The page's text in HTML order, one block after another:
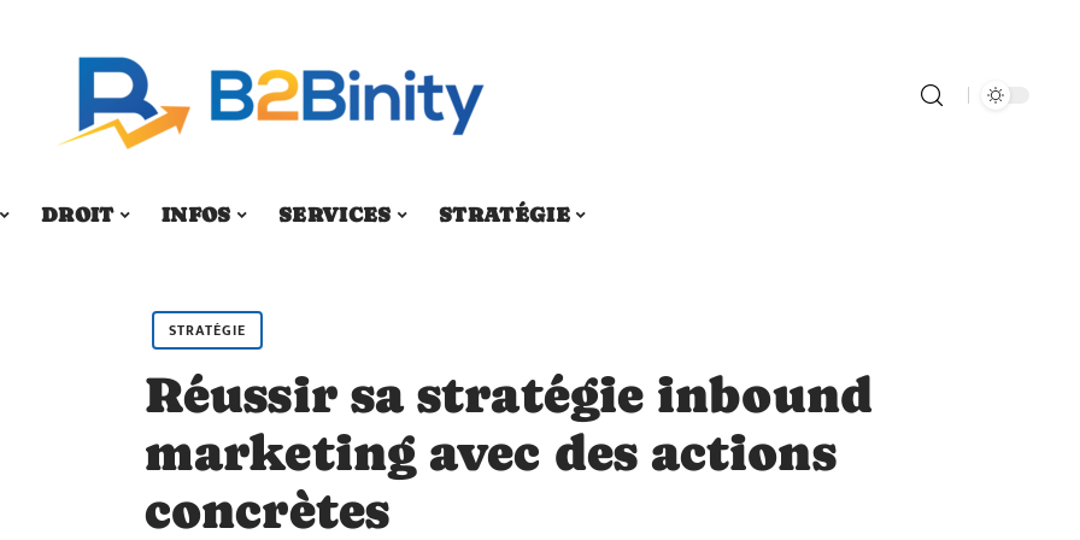
DROIT INFOS SERVICES STRATÉGIE
STRATÉGIE
Réussir sa stratégie inbound
marketing avec des actions
concrètes